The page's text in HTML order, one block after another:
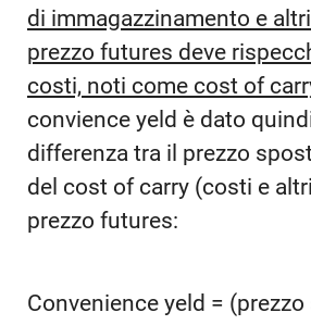
di immagazzinamento e altri
prezzo futures deve
costi, noti come cost of
convience yeld è dato
differenza tra il prezzo
del cost of carry (costi e
prezzo futures:
Convenience yeld =